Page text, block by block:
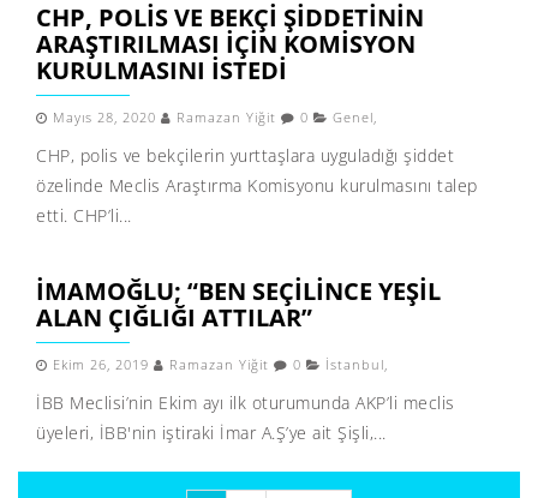
CHP, POLIS VE BEKÇI ŞIDDETININ
ARAŞTIRILMASI IÇIN KOMISYON
KURULMASINI ISTEDI
Mayıs 28, 2020 Ramazan Yiğit 0 Genel,
CHP, polis ve bekçilerin yurttaşlara uyguladığı şiddet
özelinde Meclis Araştırma Komisyonu kurulmasını talep
etti. CHP’li...
İMAMOĞLU; “BEN SEÇILINCE YEŞIL
ALAN ÇIĞLIĞI ATTILAR”
Ekim 26, 2019 Ramazan Yiğit 0 İstanbul,
İBB Meclisi’nin Ekim ayı ilk oturumunda AKP’li meclis
üyeleri, İBB'nin iştiraki İmar A.Ş’ye ait Şişli,...